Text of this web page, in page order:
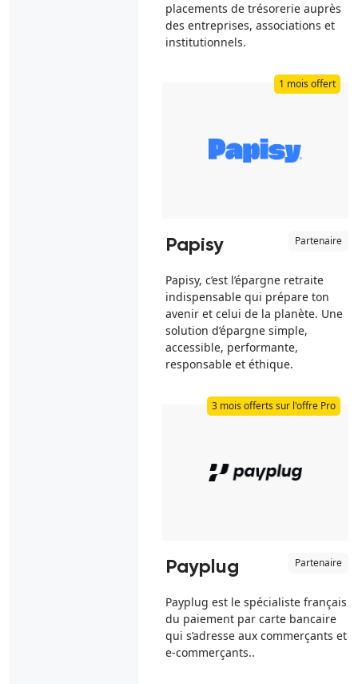
placements de trésorerie auprès
des entreprises, associations et
institutionnels.
1 mois offert
Papisy Partenaire
Papisy, c’est l’épargne retraite
indispensable qui prépare ton
avenir et celui de la planète. Une
solution d’épargne simple,
accessible, performante,
responsable et éthique.
3 mois offerts sur l'offre Pro
Payplug Partenaire
Payplug est le spécialiste français
du paiement par carte bancaire
qui s’adresse aux commerçants et
e-commerçants..